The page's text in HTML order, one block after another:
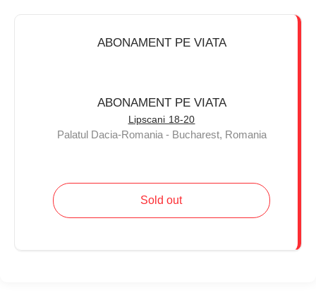
ABONAMENT PE VIATA
ABONAMENT PE VIATA
Lipscani 18-20
Palatul Dacia-Romania - Bucharest, Romania
Sold out